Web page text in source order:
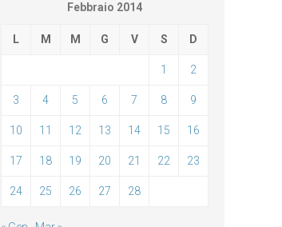
Febbraio 2014
L M M G V S D
1 2
3 4 5 6 7 8 9
10 11 12 13 14 15 16
17 18 19 20 21 22 23
24 25 26 27 28